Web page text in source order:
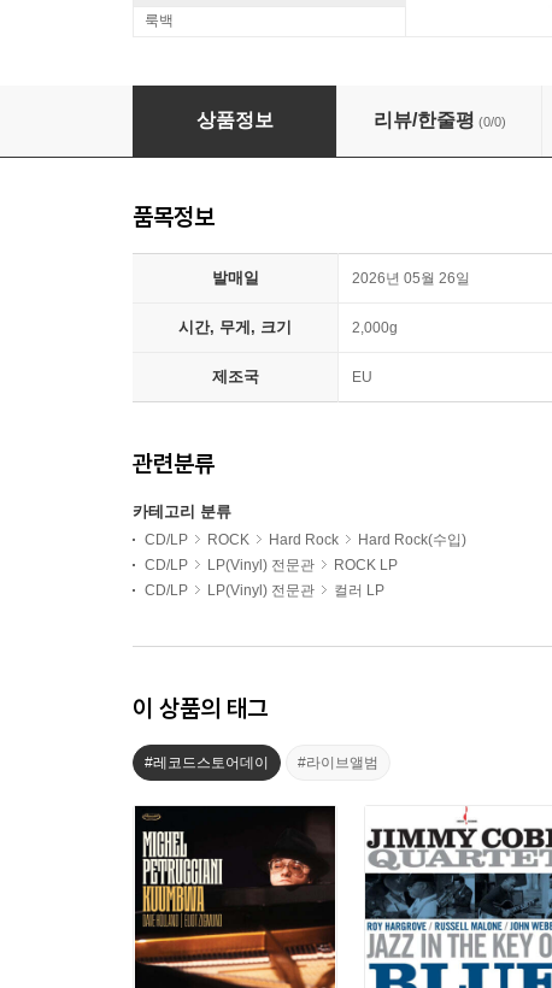
룩백
Van Halen (반 헤일런) - Live In New Haven,
상품정보 리뷰/한줄평 (0/0)
품목정보
발매일 2026년 05월 26일
시간, 무게, 크기 2,000g
제조국 EU
관련분류
카테고리 분류
CD/LP ROCK Hard Rock
Hard Rock(수입)
CD/LP
LP(Vinyl) 전문관
ROCK LP
CD/LP
LP(Vinyl) 전문관 컬러 LP
이 상품의 태그
#레코드스토어데이 #라이브앨범